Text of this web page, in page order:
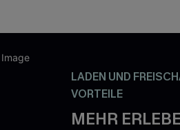
LADEN UND
VORTEILE
MEHR